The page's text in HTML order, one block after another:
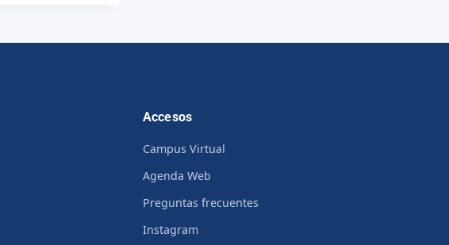
Accesos
Campus Virtual
Agenda Web
Preguntas frecuentes
Instagram